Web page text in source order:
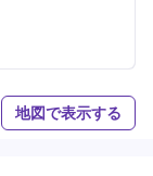
地図で表示する